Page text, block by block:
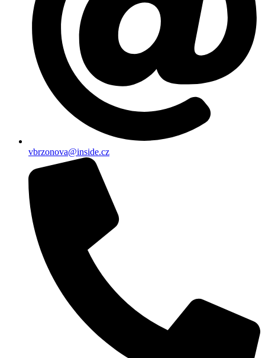
vbrzonova@inside.cz